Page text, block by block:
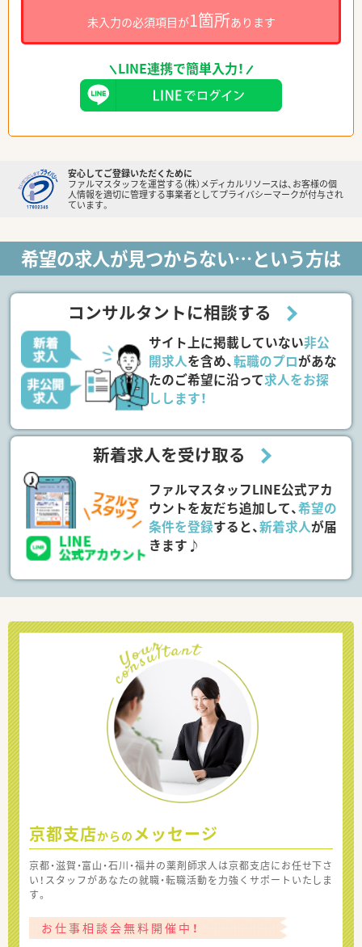
未入力の必須項目が1箇所あります
LINE連携で簡単入力！
安心してご登録いただくために
ファルマスタッフを運営する（株）メディカルリソースは、お客様の個
人情報を適切に管理する事業者としてプライバシーマークが付与され
ています。
希望の求人が見つからない…という方は
コンサルタントに相談する
サイト上に掲載していない非公
開求人を含め、転職のプロがあな
たのご希望に沿って求人をお探
しします！
新着求人を受け取る
ファルマスタッフLINE公式アカ
ウントを友だち追加して、希望の
条件を登録すると、新着求人が届
きます♪
京都支店からの メッセージ
京都・滋賀・富山・石川・福井の薬剤師求人は京都支店にお任せ下さ
い！スタッフがあなたの就職・転職活動を力強くサポートいたしま
す。
お仕事相談会無料開催中！